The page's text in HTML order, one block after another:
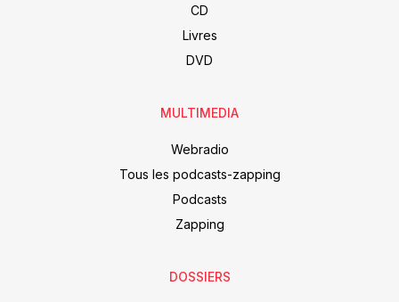
CD
Livres
DVD
MULTIMEDIA
Webradio
Tous les podcasts-zapping
Podcasts
Zapping
DOSSIERS